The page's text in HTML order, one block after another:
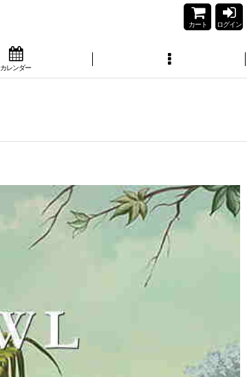
カート ログイン
カレンダー